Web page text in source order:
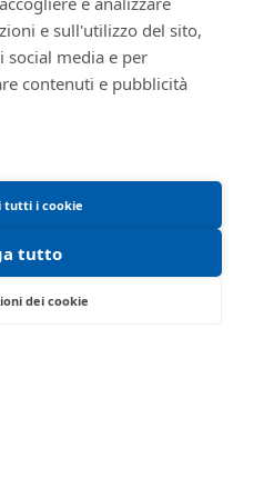
cookie
operativo
e sull'utilizzo del sito,
media e per
contenuti e pubblicità
tutti i cookie
tutto
dei cookie